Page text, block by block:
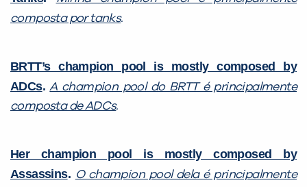
composta por tanks.
BRTT’s champion pool is mostly composed by
ADCs. A champion pool do BRTT é principalmente
composta de ADCs.
Her champion pool is mostly composed by
Assassins. O champion pool dela é principalmente